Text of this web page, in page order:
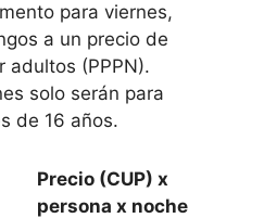
para viernes,
a un precio de
adultos (PPPN).
solo serán para
de 16 años.
Precio (CUP) x
persona x noche